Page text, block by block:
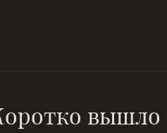
вышло